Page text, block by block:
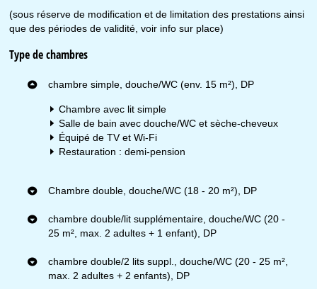
(sous réserve de modification et de limitation des prestations ainsi
que des périodes de validité, voir info sur place)
Type de chambres
chambre simple, douche/WC (env. 15 m²), DP
Chambre avec lit simple
Salle de bain avec douche/WC et sèche-cheveux
Équipé de TV et Wi-Fi
Restauration : demi-pension
Chambre double, douche/WC (18 - 20 m²), DP
chambre double/lit supplémentaire, douche/WC (20 -
25 m², max. 2 adultes + 1 enfant), DP
chambre double/2 lits suppl., douche/WC (20 - 25 m²,
max. 2 adultes + 2 enfants), DP